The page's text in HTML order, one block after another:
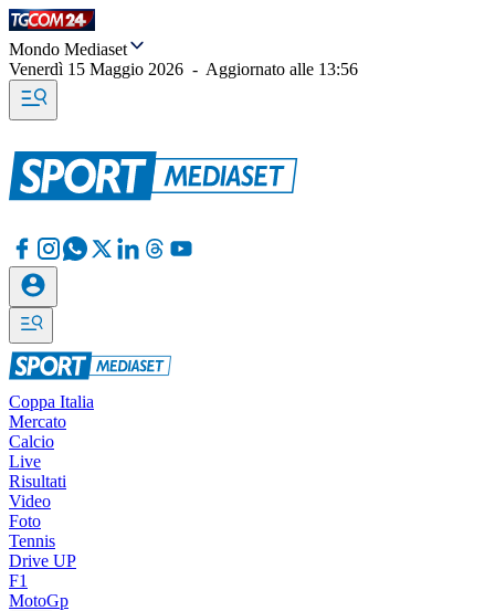
Mondo Mediaset
Venerdì 15 Maggio 2026 - Aggiornato alle 13:56
Coppa Italia
Mercato
Calcio
Live
Risultati
Video
Foto
Tennis
Drive UP
F1
MotoGp